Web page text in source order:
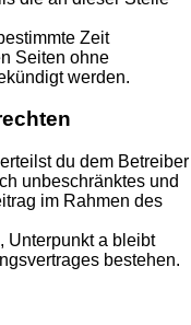
Zeit
Seiten ohne
werden.
du dem Betreiber
unbeschränktes und
im Rahmen des
Unterpunkt a bleibt
bestehen.